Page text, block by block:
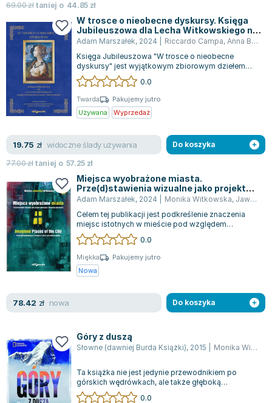
Lorraine Warren
Ajahn Brahm
Lucinda Riley
Jacek Walkiewicz
69.00złtaniej o 44.85 zł
W trosce o nieobecne dyskursy. Księga
Jubileuszowa dla Lecha Witkowskiego na
pięćdziesięciolecie pra
Adam Marszałek, 2024 Riccardo Campa, Anna Babicka-Wirkus
Księga Jubileuszowa "W trosce o nieobecne
dyskursy" jest wyjątkowym zbiorowym dziełem
przygotowanym pod redakcją Anny Babickiej-Wi...
0.0
Twarda
Pakujemy jutro
Używana
Wyprzedaż
19.75 zł widoczne ślady używania
77.00złtaniej o 57.25 zł
Do koszyka
Miejsca wyobrażone miasta.
Prze(d)stawienia wizualne jako projekt
społecznej i kulturowej tożsamości
Adam Marszałek, 2024 Monika Witkowska, Jaworska-Witkowska Monika
Celem tej publikacji jest podkreślenie znaczenia
miejsc istotnych w mieście pod względem
poznawczym, artystycznym i animacyjnym, z...
0.0
Miękka
Pakujemy jutro
Nowa
78.42 zł nowa Do koszyka
Góry z duszą
Słowne (dawniej Burda Książki), 2015 Monika Witkowska
Ta książka nie jest jedynie przewodnikiem po
górskich wędrówkach, ale także głęboką
eksploracją ich unikalnych charakterów. Każda...
0.0